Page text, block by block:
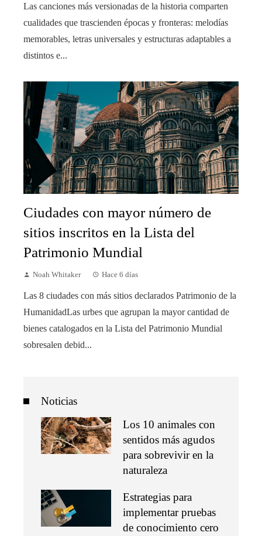
Las canciones más versionadas de la historia comparten
cualidades que trascienden épocas y fronteras: melodías
memorables, letras universales y estructuras adaptables a
distintos e...
Ciudades con mayor número de
sitios inscritos en la Lista del
Patrimonio Mundial
Noah Whitaker Hace 6 días
Las 8 ciudades con más sitios declarados Patrimonio de la
HumanidadLas urbes que agrupan la mayor cantidad de
bienes catalogados en la Lista del Patrimonio Mundial
sobresalen debid...
Noticias
Los 10 animales con
sentidos más agudos
para sobrevivir en la
naturaleza
Estrategias para
implementar pruebas
de conocimiento cero